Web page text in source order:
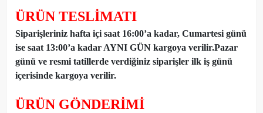
ÜRÜN TESLİMATI
Siparişleriniz hafta içi saat 16:00’a kadar, Cumartesi günü
ise saat 13:00’a kadar AYNI GÜN kargoya verilir.Pazar
günü ve resmi tatillerde verdiğiniz siparişler ilk iş günü
içerisinde kargoya verilir.
ÜRÜN GÖNDERİMİ